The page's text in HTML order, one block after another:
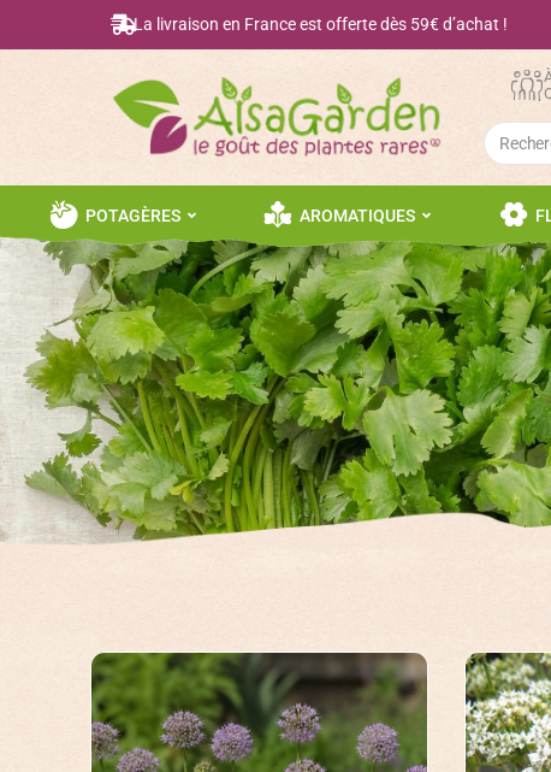
La livraison en France est offerte dès 59€ d’achat !
Search
for:
POTAGÈRES AROMATIQUES